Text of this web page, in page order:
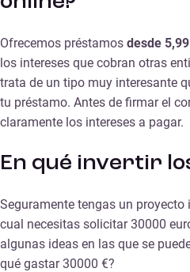
Ofrecemos préstamos desde
los intereses que cobran otras
trata de un tipo muy interesante
tu préstamo. Antes de firmar el
claramente los intereses a pagar.
En qué invertir
Seguramente tengas un
cual necesitas solicitar 30000
algunas ideas en las que se
qué gastar 30000 €?